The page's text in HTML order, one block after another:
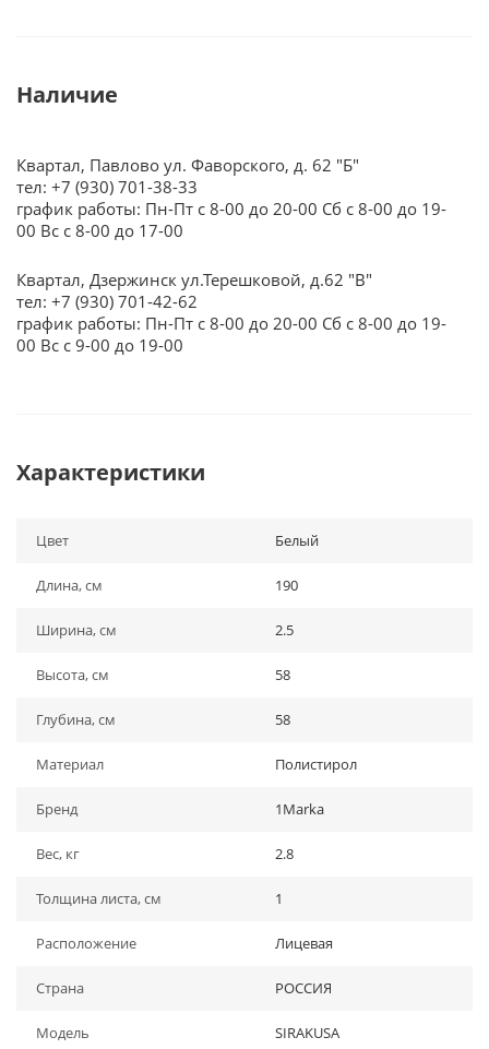
Наличие
Квартал, Павлово ул. Фаворского, д. 62 "Б"
тел: +7 (930) 701-38-33
график работы: Пн-Пт с 8-00 до 20-00 Сб с 8-00 до 19-
00 Вс с 8-00 до 17-00
Квартал, Дзержинск ул.Терешковой, д.62 "В"
тел: +7 (930) 701-42-62
график работы: Пн-Пт с 8-00 до 20-00 Сб с 8-00 до 19-
00 Вс с 9-00 до 19-00
Характеристики
Цвет Белый
Длина, см 190
Ширина, см 2.5
Высота, см 58
Глубина, см 58
Материал Полистирол
Бренд 1Marka
Вес, кг 2.8
Толщина листа, см 1
Расположение Лицевая
Страна РОССИЯ
Модель SIRAKUSA